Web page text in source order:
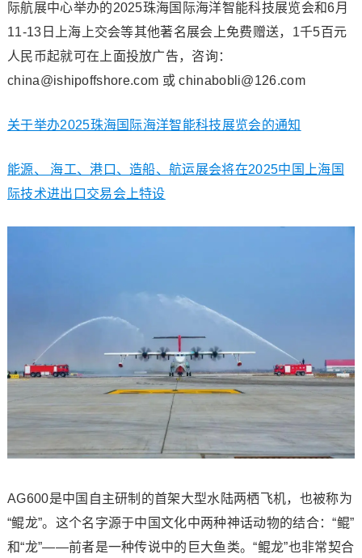
际航展中心举办的2025珠海国际海洋智能科技展览会和6月
11-13日上海上交会等其他著名展会上免费赠送，1千5百元
人民币起就可在上面投放广告，咨询：
china@ishipoffshore.com 或 chinabobli@126.com
关于举办2025珠海国际海洋智能科技展览会的通知
能源、 海工、港口、造船、航运展会将在2025中国上海国
际技术进出口交易会上特设
AG600是中国自主研制的首架大型水陆两栖飞机，也被称为
“鲲龙”。这个名字源于中国文化中两种神话动物的结合：“鲲”
和“龙”——前者是一种传说中的巨大鱼类。“鲲龙”也非常契合